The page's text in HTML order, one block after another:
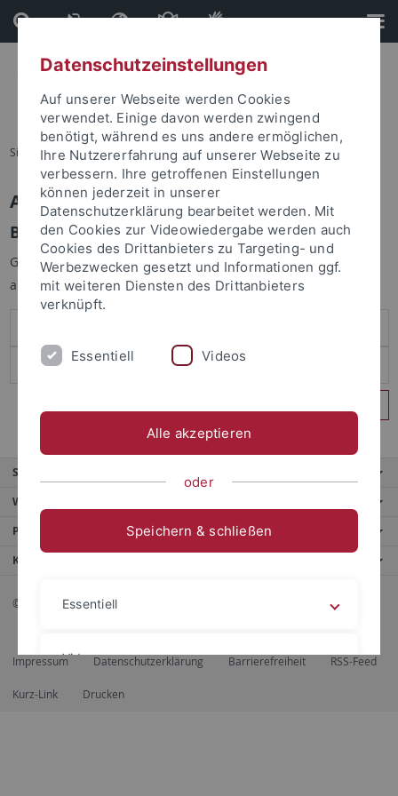
Direkt
zum
Inhalt
Direkt
zur
Fußleiste
Sie sind hier: Startseite
Anmelden
Benutzeranmeldung
Geben Sie Ihren Benutzernamen und Ihr Passwort an um sich
anzumelden:
Service
Weitere Angebote
Portale
Kontaktinfo
© 2026 Eberhard Karls Universität Tübingen, Tübingen
Impressum Datenschutzerklärung Barrierefreiheit RSS-Feed
Kurz-Link Drucken
Datenschutzeinstellungen
Auf unserer Webseite werden Cookies
verwendet. Einige davon werden zwingend
benötigt, während es uns andere ermöglichen,
Ihre Nutzererfahrung auf unserer Webseite zu
verbessern. Ihre getroffenen Einstellungen
können jederzeit in unserer
Datenschutzerklärung bearbeitet werden. Mit
den Cookies zur Videowiedergabe werden auch
Cookies des Drittanbieters zu Targeting- und
Werbezwecken gesetzt und Informationen ggf.
mit weiteren Diensten des Drittanbieters
verknüpft.
Essentiell Videos
Alle akzeptieren
oder
Speichern & schließen
Essentiell
Videos